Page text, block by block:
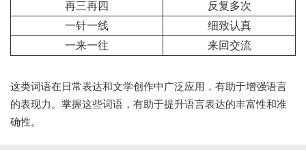
再三再四
反复多次
一针一线
细致认真
一来一往
来回交流
这类词语在日常表达和文学创作中广泛应用，有助于增强语言
的表现力。掌握这些词语，有助于提升语言表达的丰富性和准
确性。